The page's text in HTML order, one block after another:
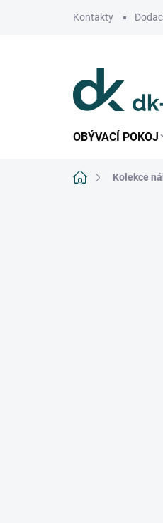
Kontakty
OBÝVACÍ POKOJ
Domů Kolekce